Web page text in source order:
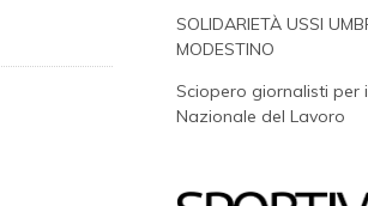
SOLIDARIETÀ USSI
MODESTINO
Sciopero giornalisti per
Nazionale del Lavoro